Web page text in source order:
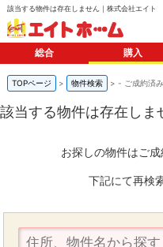
該当する物件は存在しません｜株式会社エイト
総合 購入
TOPページ 物件検索 - ご成約済み
該当する物件は存在しま
お探しの物件はご成
下記にて再検